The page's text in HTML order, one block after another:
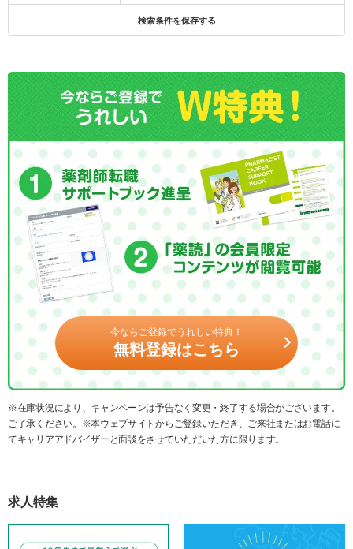
検索条件を保存する
今ならご登録でうれしい特典！
無料登録はこちら
※在庫状況により、キャンペーンは予告なく変更・終了する場合がございます。
ご了承ください。※本ウェブサイトからご登録いただき、ご来社またはお電話に
てキャリアアドバイザーと面談をさせていただいた方に限ります。
求人特集